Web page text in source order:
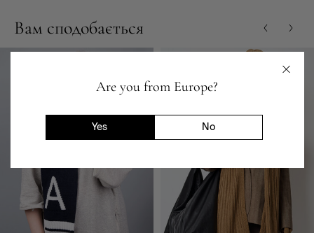
Are you from Europe?
Yes No
Вам сподобається